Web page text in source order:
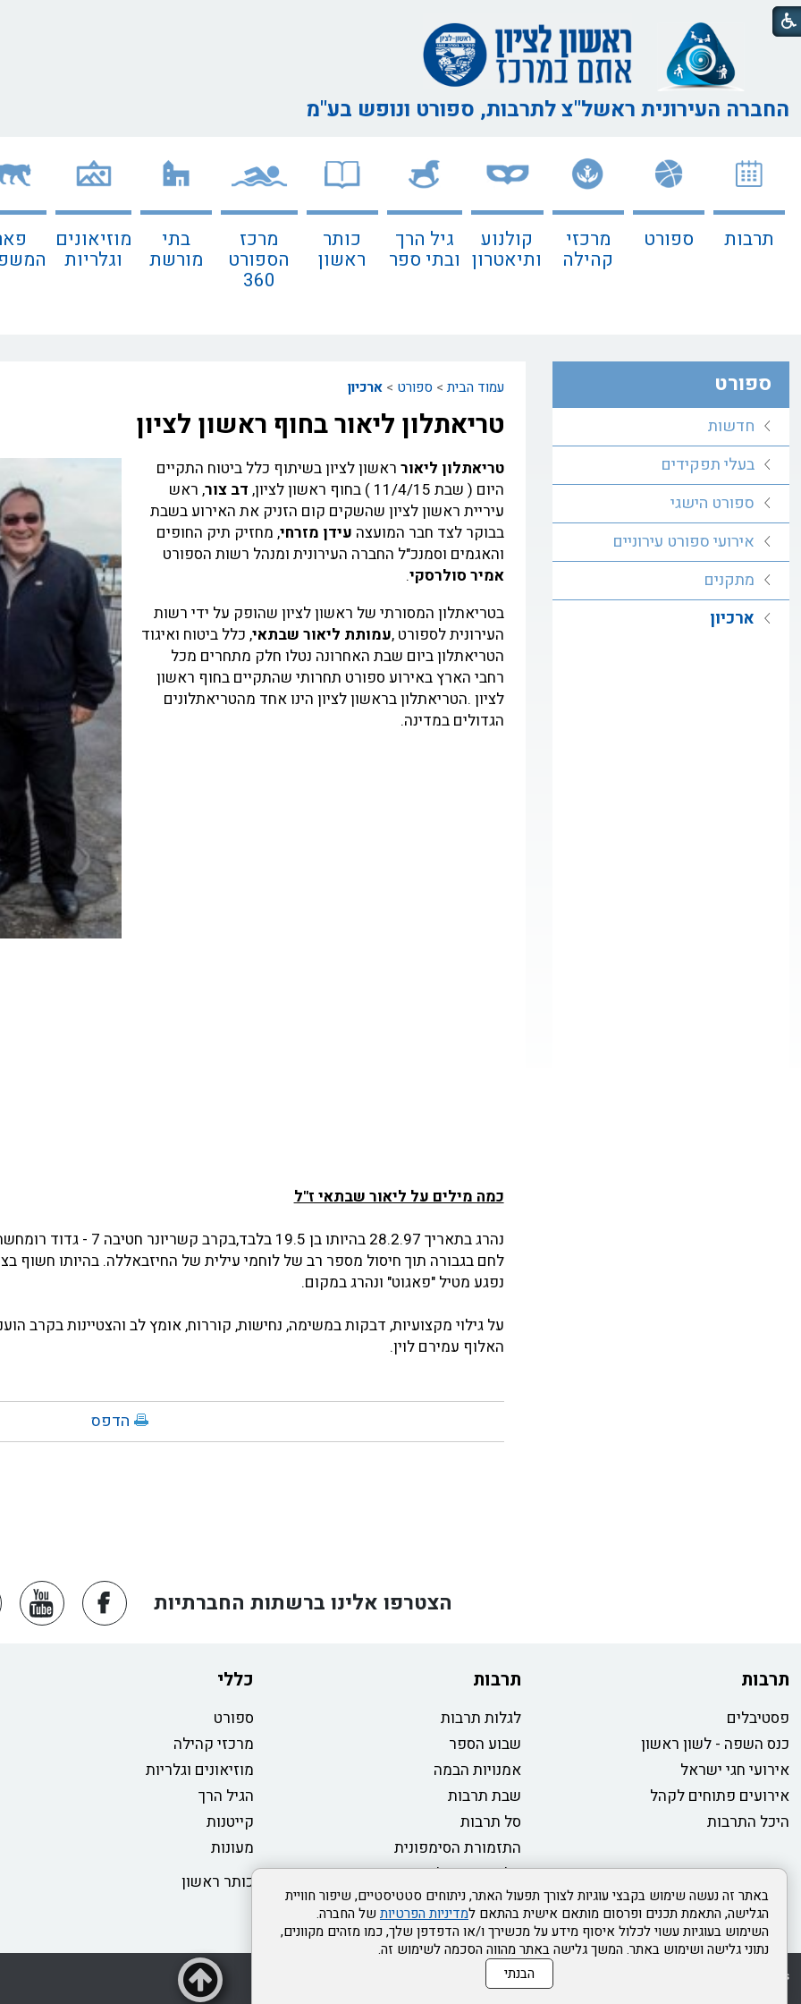
באתר זה נעשה שימוש בקבצי עוגיות לצורך תפעול האתר, ניתוחים סטטיסטיים, שיפור חוויית
הגלישה, התאמת תכנים ופרסום מותאם אישית בהתאם למדיניות הפרטיות של החברה.
השימוש בעוגיות עשוי לכלול איסוף מידע על מכשירך ו/או הדפדפן שלך, כמו מזהים מקוונים,
נתוני גלישה ושימוש באתר. המשך גלישה באתר מהווה הסכמה לשימוש זה.
הבנתי
החברה העירונית ראשל"צלתרבות, ספורט ונופש בע"מ
תרבות ספורט מרכזי
קהילה
קולנוע
ותיאטרון
גיל הרך
ובתי ספר
כותר
ראשון
מרכז
הספורט
360
בתי
מורשת
מוזיאונים
וגלריות
עמוד הבית >ספורט >ארכיון
טריאתלון ליאור בחוף ראשון לציון
טריאתלון ליאור ראשון לציון בשיתוף כלל ביטוח התקיים
היום ( שבת 11/4/15 ) בחוף ראשון לציון,
דב צור, ראש
עיריית ראשון לציון שהשקים קום הזניק את האירוע בשבת
בבוקר לצד חבר המועצה עידן מזרחי, מחזיק תיק החופים
והאגמים וסמנכ"ל החברה העירונית ומנהל רשות הספורט
אמיר סולרסקי.
בטריאתלון המסורתי של ראשון לציון שהופק על ידי רשות
העירונית לספורט ,עמותת ליאור שבתאי, כלל ביטוח ואיגוד
הטריאתלון ביום שבת האחרונה נטלו חלק מתחרים מכל
רחבי הארץ באירוע ספורט תחרותי שהתקיים בחוף ראשון
לציון .הטריאתלון בראשון לציון הינו אחד מהטריאתלונים
הגדולים במדינה.
כמה מילים על ליאור שבתאי ז"ל
נהרג בתאריך 28.2.97 בהיותו
לחם בגבורה תוך חיסול מספר רב של לוחמי עילית של החיזבאללה. בהיותו חשוף
נפגע מטיל "פאגוט" ונהרג במקום.
על גילוי מקצועיות, דבקות במשימה, נחישות, קוררוח, אומץ לב והצטיינות בקרב
האלוף עמירם לוין.
הדפס
ספורט
חדשות
בעלי תפקידים
ספורט הישגי
אירועי ספורט עירוניים
מתקנים
ארכיון
הצטרפו אלינו ברשתות החברתיות
תרבות
פסטיבלים
כנס השפה - לשון ראשון
אירועי חגי ישראל
אירועים פתוחים לקהל
היכל התרבות
תרבות
לגלות תרבות
שבוע הספר
אמנויות הבמה
שבת תרבות
סל תרבות
התזמורת הסימפונית
טלוויזיה קהילתית
כללי
ספורט
מרכזי קהילה
מוזיאונים וגלריות
הגיל הרך
קייטנות
מעונות
כותר ראשון
rss כותר ראשון